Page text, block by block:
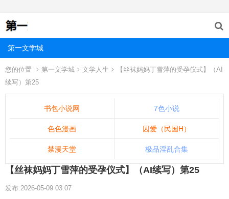
第一文学城
您的位置 第一文学城 文学人生
【丝袜妈妈丁雪萍的受孕仪式】（AI
续写）第25
书包小说网 7色小说
色色漫画 囚爱（民国H）
禁漫天堂 极品淫乱合集
【丝袜妈妈丁雪萍的受孕仪式】（AI续写）第25
发布:2026-05-09 03:07